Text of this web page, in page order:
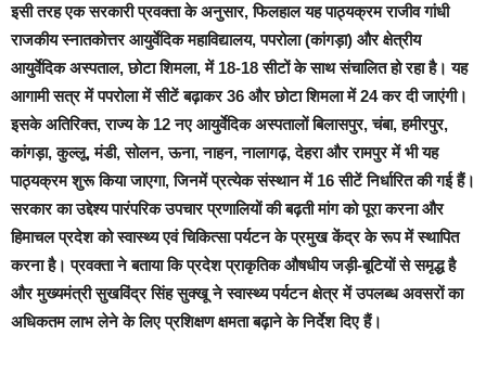
इसी तरह एक सरकारी प्रवक्ता के अनुसार, फिलहाल यह पाठ्यक्रम राजीव गांधी
राजकीय स्नातकोत्तर आयुर्वेदिक महाविद्यालय, पपरोला (कांगड़ा) और क्षेत्रीय
आयुर्वेदिक अस्पताल, छोटा शिमला, में 18-18 सीटों के साथ संचालित हो रहा है। यह
आगामी सत्र में पपरोला में सीटें बढ़ाकर 36 और छोटा शिमला में 24 कर दी जाएंगी।
इसके अतिरिक्त, राज्य के 12 नए आयुर्वेदिक अस्पतालों बिलासपुर, चंबा, हमीरपुर,
कांगड़ा, कुल्लू, मंडी, सोलन, ऊना, नाहन, नालागढ़, देहरा और रामपुर में भी यह
पाठ्यक्रम शुरू किया जाएगा, जिनमें प्रत्येक संस्थान में 16 सीटें निर्धारित की गई हैं।
सरकार का उद्देश्य पारंपरिक उपचार प्रणालियों की बढ़ती मांग को पूरा करना और
हिमाचल प्रदेश को स्वास्थ्य एवं चिकित्सा पर्यटन के प्रमुख केंद्र के रूप में स्थापित
करना है। प्रवक्ता ने बताया कि प्रदेश प्राकृतिक औषधीय जड़ी-बूटियों से समृद्ध है
और मुख्यमंत्री सुखविंद्र सिंह सुक्खू ने स्वास्थ्य पर्यटन क्षेत्र में उपलब्ध अवसरों का
अधिकतम लाभ लेने के लिए प्रशिक्षण क्षमता बढ़ाने के निर्देश दिए हैं।